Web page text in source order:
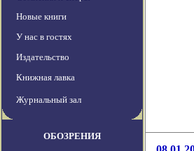
Новые книги
У нас в гостях
Издательство
Книжная лавка
Журнальный зал
ОБОЗРЕНИЯ